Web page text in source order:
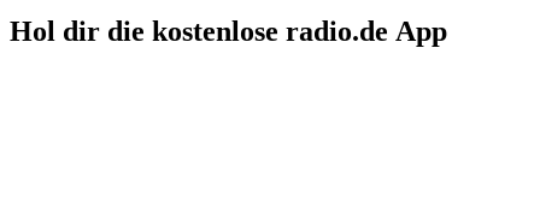
Hol dir die kostenlose radio.de App